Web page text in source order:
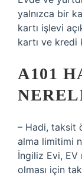
yalnızca bir
kartı işlevi
kartı ve kredi
A101
– Hadi, taksit
alma limitimi
İngiliz Evi, EV
olması için